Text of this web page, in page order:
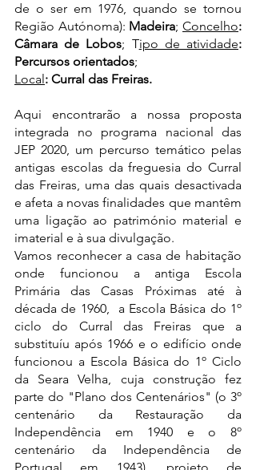
de o ser em 1976, quando se tornou
Região Autónoma): Madeira; Concelho:
Câmara de Lobos; Tipo de atividade:
Percursos orientados;
Local: Curral das Freiras.
Aqui encontrarão a nossa proposta
integrada no programa nacional das
JEP 2020, um percurso temático pelas
antigas escolas da freguesia do Curral
das Freiras, uma das quais desactivada
e afeta a novas finalidades que mantêm
uma ligação ao património material e
imaterial e à sua divulgação.
Vamos reconhecer a casa de habitação
onde funcionou a antiga Escola
Primária das Casas Próximas até à
década de 1960,  a Escola Básica do 1º
ciclo do Curral das Freiras que a
substituíu após 1966 e o edifício onde
funcionou a Escola Básica do 1º Ciclo
da Seara Velha, cuja construção fez
parte do "Plano dos Centenários" (o 3º
centenário da Restauração da
Independência em 1940 e o 8º
centenário da Independência de